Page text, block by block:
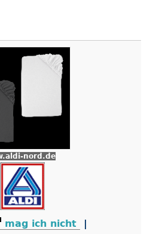
nord.de
mag ich nicht
|